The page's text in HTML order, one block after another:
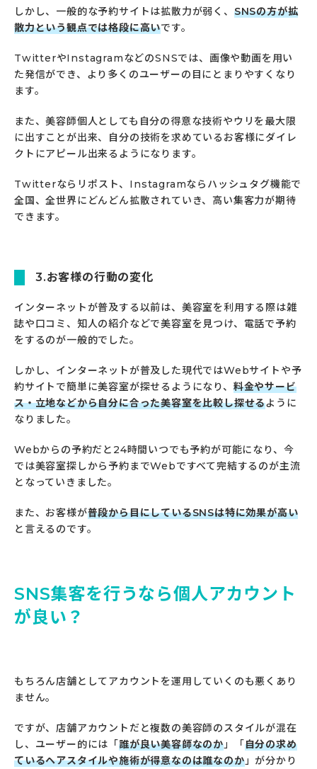
しかし、一般的な予約サイトは拡散力が弱く、 SNSの方が拡
散力という観点では格段に高いです。
TwitterやInstagramなどのSNSでは、画像や動画を用い
た発信ができ、より多くのユーザーの目にとまりやすくなり
ます。
また、美容師個人としても自分の得意な技術やウリを最大限
に出すことが出来、自分の技術を求めているお客様にダイレ
クトにアピール出来るようになります。
Twitterならリポスト、Instagramならハッシュタグ機能で
全国、全世界にどんどん拡散されていき、高い集客力が期待
できます。
3.お客様の行動の変化
インターネットが普及する以前は、美容室を利用する際は雑
誌や口コミ、知人の紹介などで美容室を見つけ、電話で予約
をするのが一般的でした。
しかし、インターネットが普及した現代ではWebサイトや予
約サイトで簡単に美容室が探せるようになり、 料金やサービ
ス・立地などから自分に合った美容室を比較し探せるように
なりました。
Webからの予約だと24時間いつでも予約が可能になり、今
では美容室探しから予約までWebですべて完結するのが主流
となっていきました。
また、お客様が普段から目にしているSNSは特に効果が高い
と言えるのです。
SNS集客を行うなら個人アカウント
が良い？
もちろん店舗としてアカウントを運用していくのも悪くあり
ません。
ですが、店舗アカウントだと複数の美容師のスタイルが混在
し、ユーザー的には「誰が良い美容師なのか」「自分の求め
ているヘアスタイルや施術が得意なのは誰なのか」が分かり